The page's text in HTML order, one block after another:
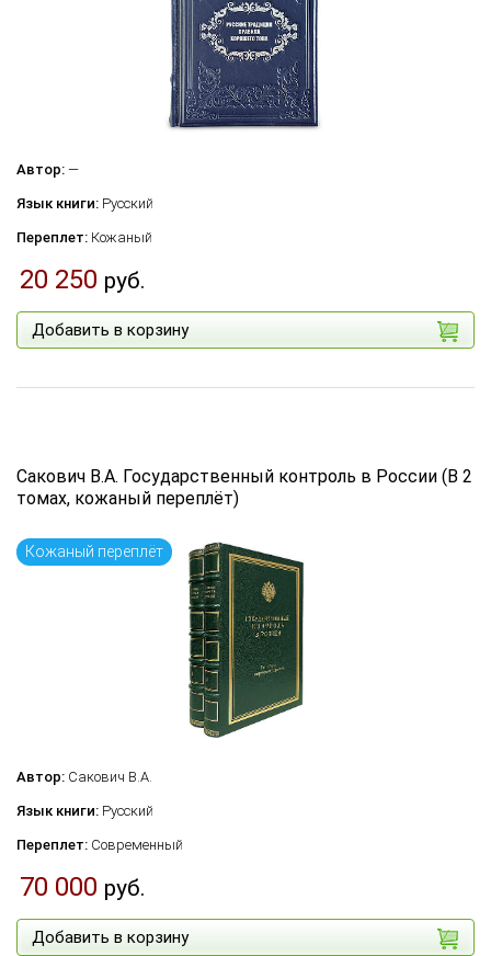
Автор: —
Язык книги: Русский
Переплет: Кожаный
20 250 руб.
Добавить в корзину
Сакович В.А. Государственный контроль в России (В 2
томах, кожаный переплёт)
Кожаный переплёт
Автор: Сакович В.А.
Язык книги: Русский
Переплет: Современный
70 000 руб.
Добавить в корзину